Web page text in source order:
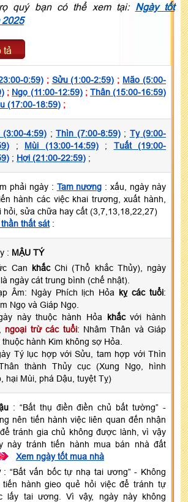
quý bạn có thể xem tại: Ngày tốt
2025
tả
0:59); Sửu (1:00-2:59) ; Mão (5:00-
; Ngọ (11:00-12:59); Thân (15:00-16:59)
(17:00-18:59) ;
(3:00-4:59) ;Thìn (7:00-8:59); Tỵ (9:00-
; Mùi (13:00-14:59); Tuất (19:00-
; Hợi (21:00-22:59) ;
phải ngày : Tam nương : xấu, ngày này
hành các việc khai trương, xuất hành,
hỏi, sửa chữa hay cất (3,7,13,18,22,27)
thần thất sát:
: MẬU TÝ
Can khắcChi (Thổ khắc Thủy), ngày
ngày cát trung bình (chế nhật).
Âm: Ngày Phích lịch Hỏa kỵ các tuổi:
Ngọ và Giáp Ngọ.
này thuộc hành Hỏa khắcvới hành
ngoại trừ các tuổi: Nhâm Thân và Giáp
thuộc hành Kim không sợ Hỏa.
Tý lục hợp với Sửu, tam hợp với Thìn
thành Thủy cục (Xung Ngọ, hình
hại Mùi, phá Dậu, tuyệt Tỵ)
: “Bất thụ điền điền chủ bất tường” -
nên tiến hành việc liên quan đến nhận
tránh gia chủ không được lành, vì vậy
này tránh tiến hành mua bán nhà đất
Xem ngày tốt mua nhà
: “Bất vấn bốc tự nhạ tai ương” - Không
tiến hành gieo quẻ hỏi việc để tránh tự
lấy tai ương. Vì vậy, ngày này không